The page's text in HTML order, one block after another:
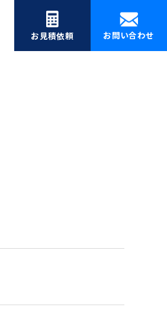
お見積依頼 お問い合わせ